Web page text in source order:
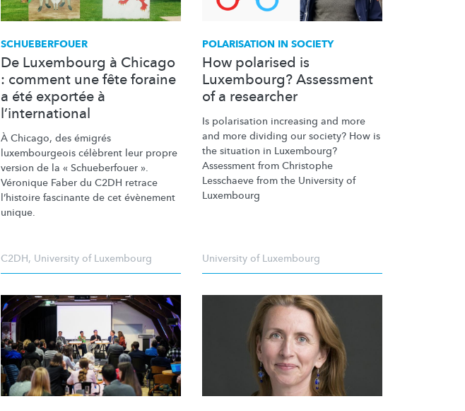
SCHUEBERFOUER
De Luxembourg à Chicago
: comment une fête foraine
a été exportée à
l’international
À Chicago, des émigrés
luxembourgeois célèbrent leur propre
version de la « Schueberfouer ».
Véronique Faber du C2DH retrace
l’histoire fascinante de cet évènement
unique.
C2DH, University of Luxembourg
POLARISATION IN SOCIETY
How polarised is
Luxembourg? Assessment
of a researcher
Is polarisation increasing and more
and more dividing our society? How is
the situation in Luxembourg?
Assessment from Christophe
Lesschaeve from the University of
Luxembourg
University of Luxembourg